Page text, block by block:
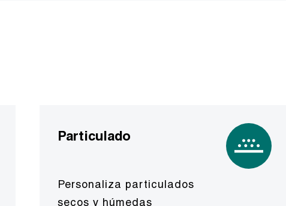
Particulado
Personaliza particulados
secos y húmedas